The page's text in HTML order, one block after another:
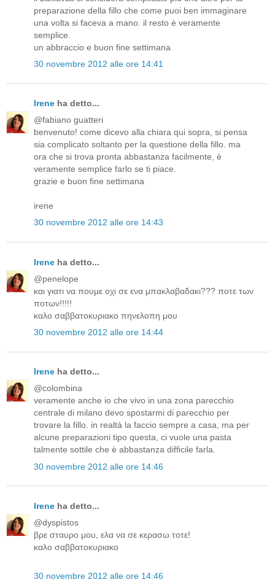
preparazione della fillo che come puoi ben immaginare
una volta si faceva a mano. il resto è veramente
semplice.
un abbraccio e buon fine settimana
30 novembre 2012 alle ore 14:41
Irene ha detto...
@fabiano guatteri
benvenuto! come dicevo alla chiara qui sopra, si pensa
sia complicato soltanto per la questione della fillo. ma
ora che si trova pronta abbastanza facilmente, è
veramente semplice farlo se ti piace.
grazie e buon fine settimana
irene
30 novembre 2012 alle ore 14:43
Irene ha detto...
@penelope
και γιατι να πουμε οχι σε ενα μπακλαβαδακι??? ποτε των
ποτων!!!!!
καλο σαββατοκυριακο πηνελοπη μου
30 novembre 2012 alle ore 14:44
Irene ha detto...
@colombina
veramente anche io che vivo in una zona parecchio
centrale di milano devo spostarmi di parecchio per
trovare la fillo. in realtà la faccio sempre a casa, ma per
alcune preparazioni tipo questa, ci vuole una pasta
talmente sottile che è abbastanza difficile farla.
30 novembre 2012 alle ore 14:46
Irene ha detto...
@dyspistos
βρε σταυρο μου, ελα να σε κερασω τοτε!
καλο σαββατοκυριακο
30 novembre 2012 alle ore 14:46